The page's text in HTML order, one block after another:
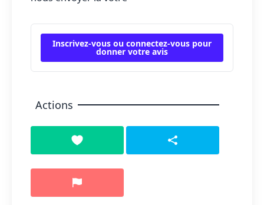
Inscrivez-vous ou connectez-vous pour
donner votre avis
Actions